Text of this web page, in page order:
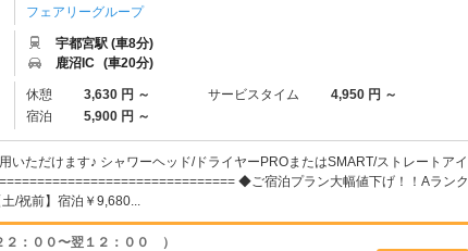
フェアリーグループ
宇都宮駅 (車8分)
鹿沼IC (車20分)
休憩 3,630 円 ～ サービスタイム
4,950 円 ～
宿泊
5,900 円 ～
いただけます♪ シャワーヘッド/ドライヤーPROまたはSMART/ストレートアイ
◆ご宿泊プラン大幅値下げ！！Aランク
/祝前】宿泊￥9,680...
：００〜翌１２：００ ）